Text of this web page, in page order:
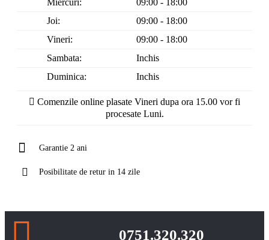
Joi:
09:00 - 18:00
Vineri:
09:00 - 18:00
Sambata:
Inchis
Duminica:
Inchis
Comenzile online plasate Vineri dupa ora 15.00 vor fi
procesate Luni.
Garantie 2 ani
Posibilitate de retur in 14 zile
0751.320.320